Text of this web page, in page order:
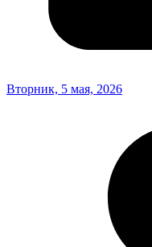
Вторник, 5 мая, 2026